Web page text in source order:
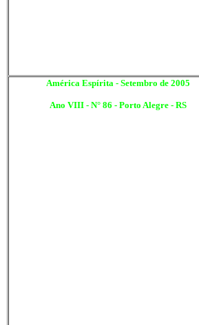
América Espírita - Setembro de 2005
Ano VIII - N° 86 - Porto Alegre - RS